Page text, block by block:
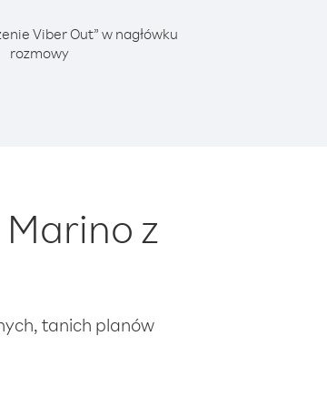
Viber Out” w nagłówku
rozmowy
z
tanich planów